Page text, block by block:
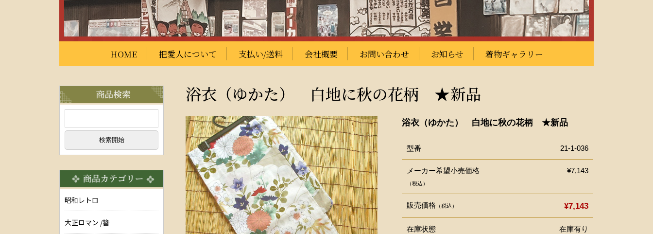
HOME 把愛人について 支払い/送料 会社概要 お問い合わせ お知らせ 着物ギャラリー
浴衣（ゆかた） 白地に秋の花柄 ★新品
浴衣（ゆかた） 白地に秋の花柄 ★新品
型番 21-1-036
メーカー希望小売価格
（税込）
¥7,143
販売価格 （税込） ¥7,143
在庫状態 在庫有り
昭和レトロ
大正ロマン /簪